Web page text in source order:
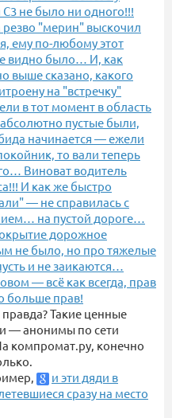
С3 не было ни одного!!!
"мерин" выскочил
ему по-любому этот
видно было… И, как
выше сказано, какого
на "встречку"
в тот момент в область
пустые были,
начинается — ежели
то вали теперь
Виноват водитель
И как же быстро
— не справилась с
на пустой дороге…
дорожное
не было, но про тяжелые
и не заикаются…
— всё как всегда, прав
больше прав!
Такие ценные
— анонимы по сети
компромат.ру, конечно
и эти дяди в
сразу на место